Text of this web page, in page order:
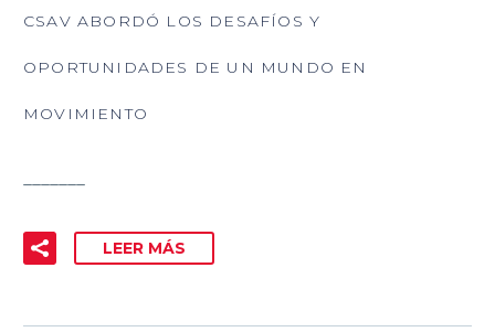
CSAV ABORDÓ LOS DESAFÍOS Y
OPORTUNIDADES DE UN MUNDO EN
MOVIMIENTO
LEER MÁS